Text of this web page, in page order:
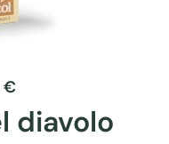
diavolo
€